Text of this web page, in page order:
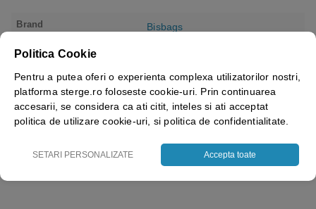
Brand Bisbags
Politica Cookie
Pentru a putea oferi o experienta complexa utilizatorilor nostri,
platforma sterge.ro foloseste cookie-uri. Prin continuarea
accesarii, se considera ca ati citit, inteles si ati acceptat
politica de utilizare cookie-uri, si politica de confidentialitate.
SETARI PERSONALIZATE Accepta toate